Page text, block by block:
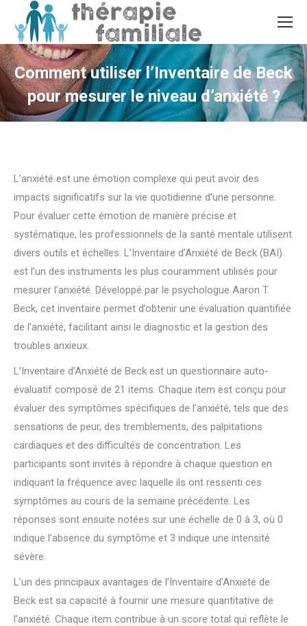
Comment utiliser l’Inventaire de Beck
pour mesurer le niveau d’anxiété ?
Vous êtes ici :
L’anxiété est une émotion complexe qui peut avoir des
impacts significatifs sur la vie quotidienne d’une personne.
Pour évaluer cette émotion de manière précise et
systématique, les professionnels de la santé mentale utilisent
divers outils et échelles. L’Inventaire d’Anxiété de Beck (BAI)
est l’un des instruments les plus couramment utilisés pour
mesurer l’anxiété. Développé par le psychologue Aaron T.
Beck, cet inventaire permet d’obtenir une évaluation quantifiée
de l’anxiété, facilitant ainsi le diagnostic et la gestion des
troubles anxieux.
L’Inventaire d’Anxiété de Beck est un questionnaire auto-
évaluatif composé de 21 items. Chaque item est conçu pour
évaluer des symptômes spécifiques de l’anxiété, tels que des
sensations de peur, des tremblements, des palpitations
cardiaques et des difficultés de concentration. Les
participants sont invités à répondre à chaque question en
indiquant la fréquence avec laquelle ils ont ressenti ces
symptômes au cours de la semaine précédente. Les
réponses sont ensuite notées sur une échelle de 0 à 3, où 0
indique l’absence du symptôme et 3 indique une intensité
sévère.
L’un des principaux avantages de l’Inventaire d’Anxiété de
Beck est sa capacité à fournir une mesure quantitative de
l’anxiété. Chaque item contribue à un score total qui reflète le